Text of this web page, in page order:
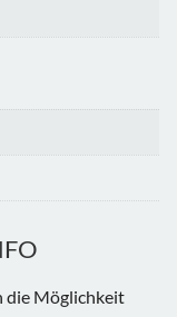
die Möglichkeit